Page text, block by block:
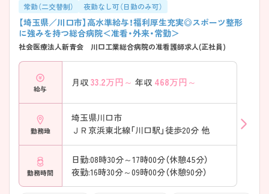
常勤（二交替制） 夜勤なし可（日勤のみ可）
【埼玉県／川口市】高水準給与！福利厚生充実◎スポーツ整形
に強みを持つ総合病院＜准看・外来・常勤＞
社会医療法人新青会 川口工業総合病院の准看護師求人(正社員)
給与
月収 33.2万円～ 年収 468万円～
勤務地
埼玉県川口市
ＪＲ京浜東北線「川口駅」徒歩20分 他
勤務時間
日勤:08時30分～17時00分（休憩45分）
夜勤:16時30分～09時00分（休憩90分）